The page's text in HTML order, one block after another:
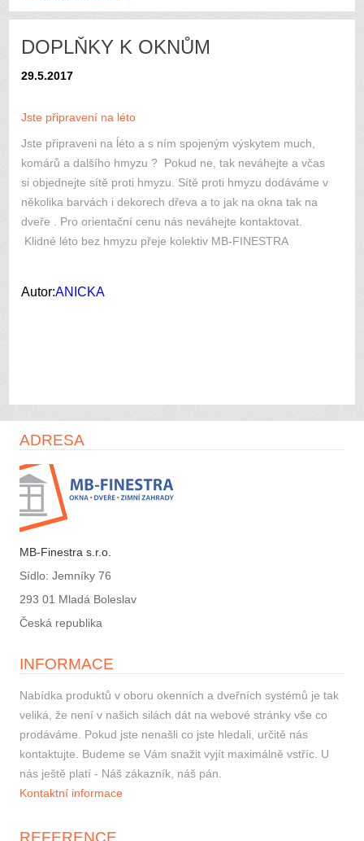
DOPLŇKY K OKNŮM
29.5.2017
Jste připravení na léto
Jste připraveni na ĺéto a s ním spojeným výskytem much,
komárů a dalšího hmyzu ? Pokud ne, tak neváhejte a včas
si objednejte sítě proti hmyzu. Sítě proti hmyzu dodáváme v
několika barvách i dekorech dřeva a to jak na okna tak na
dveře . Pro orientační cenu nás neváhejte kontaktovat.
Klidné léto bez hmyzu přeje kolektiv MB-FINESTRA
Autor:ANICKA
ADRESA
MB-Finestra s.r.o.
Sídlo: Jemníky 76
293 01 Mladá Boleslav
Česká republika
INFORMACE
Nabídka produktů v oboru okenních a dveřních systémů je tak
veliká, že není v našich silách dát na webové stránky vše co
prodáváme. Pokud jste nenašli co jste hledali, určitě nás
kontaktujte. Budeme se Vám snažit vyjít maximálně vstříc. U
nás ještě platí - Náš zákazník, náš pán.
Kontaktní informace
REFERENCE